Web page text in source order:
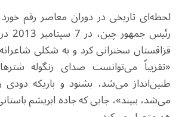
لحظه‌ای تاریخی در دوران معاصر رقم
قزاقستان سخنرانی کرد و به شکلی
«تقریباً می‌توانست صدای زنگوله
طنین‌انداز می‌شد، بشنود و باریکه دودی
می‌شد، ببیند»، جایی که جاده ابریشم